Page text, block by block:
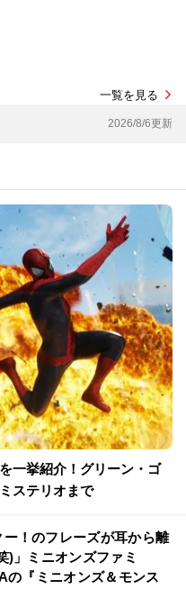
一覧を見る
2026/8/6更新
一挙紹介！グリーン・ゴ
ステリオまで
ー！のフレーズが耳から離
)」ミニオンズファミ
の『ミニオンズ＆モンス